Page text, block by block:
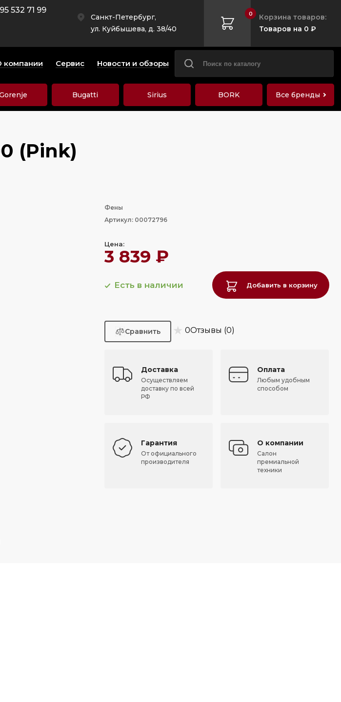
532 71 99
Санкт-Петербург,
ул. Куйбышева, д. 38/40
0
Корзина товаров:
Товаров на 0 ₽
компании Сервис Новости и обзоры
Bugatti Sirius BORK Все бренды
(Pink)
Фены
Артикул: 00072796
Цена:
3 839 ₽
Есть в наличии Добавить в корзину
★ 0Отзывы (0)
Доставка
Осуществляем
доставку по всей
РФ
Оплата
Любым удобным
способом
Гарантия
От официального
производителя
О компании
Салон
премиальной
техники